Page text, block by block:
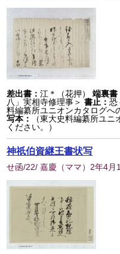
差出書：江＊（花押） 端裏書
八」実相寺修理事＞ 書止：恐
料編纂所ユニオンカタログへ
写本：
（東大史料編纂所ユ
ください。）
神祇伯資継王書状写
せ函/22/ 嘉慶（ママ）2年4月